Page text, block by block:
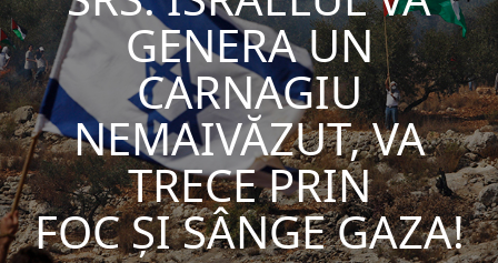
GENERA UN
CARNAGIU
NEMAIVĂZUT, VA
TRECE PRIN
FOC ȘI SÂNGE GAZA!